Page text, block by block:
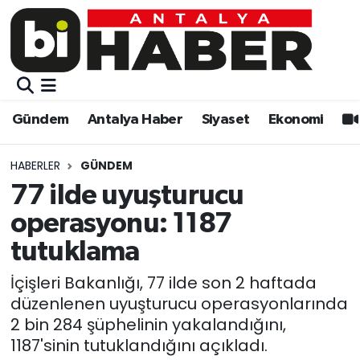
Gündem Antalya Haber Siyaset Ekonomi
HABERLER GÜNDEM
77 ilde uyuşturucu
operasyonu: 1187
tutuklama
İçişleri Bakanlığı, 77 ilde son 2 haftada
düzenlenen uyuşturucu operasyonlarında
2 bin 284 şüphelinin yakalandığını,
1187'sinin tutuklandığını açıkladı.
Gündem
Siyaset
Ekonomi
Video
Eğitim
Kültür-sanat
Sağlık
Gündem
Siyaset
Eğitim
Ekonomi
Kültür-sanat
Sağlık
Spor
Muratpaşa Nöbetçi Eczaneler
Muratpaşa Trafik Yoğunluk Haritası
Süper Lig Puan Durumu ve Fikstür
Tüm Manşetler
Son Dakika Haberleri
Haber Arşivi